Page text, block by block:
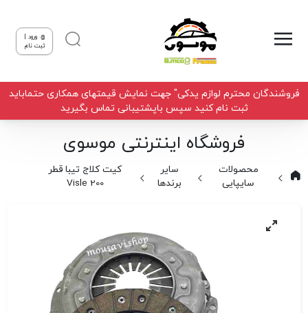
ورود |
ثبت نام
فروشندگان محترم لوازم یدکی" جهت نمایش قیمتهای همکاری حتماباید
ثبت نام کنید سپس باپشتیبانی تماس بگیرید
فروشگاه اینترنتی موسوی
محصولات
سایپایی
سایر
برندها
کیت کلاج تیبا قطر
200 Visle